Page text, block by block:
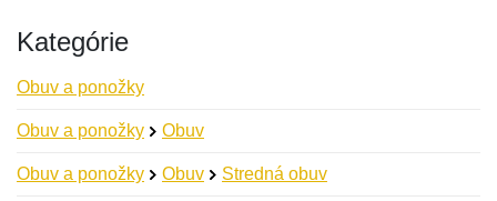
Kategórie
Obuv a ponožky
Obuv a ponožky Obuv
Obuv a ponožky Obuv Stredná obuv